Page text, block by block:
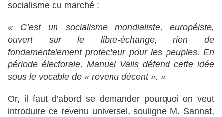
socialisme du marché :
« C’est un socialisme mondialiste, européiste,
ouvert sur le libre-échange, rien de
fondamentalement protecteur pour les peuples. En
période électorale, Manuel Valls défend cette idée
sous le vocable de « revenu décent ». »
Or, il faut d’abord se demander pourquoi on veut
introduire ce revenu universel, souligne M. Sannat,